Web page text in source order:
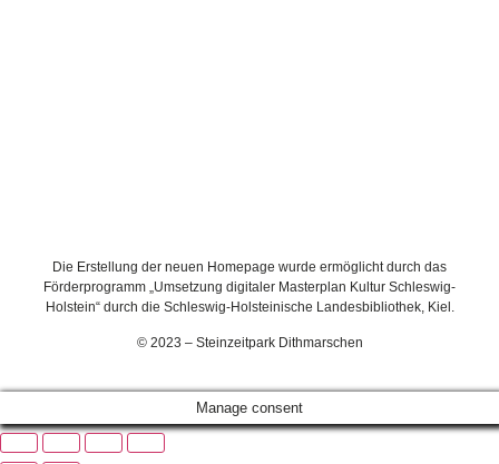
Die Erstellung der neuen Homepage wurde ermöglicht durch das
Förderprogramm „Umsetzung digitaler Masterplan Kultur Schleswig-
Holstein“ durch die Schleswig-Holsteinische Landesbibliothek, Kiel.
© 2023 – Steinzeitpark Dithmarschen
Manage consent